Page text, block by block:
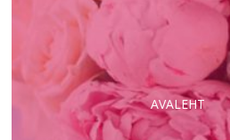
AVALEHT